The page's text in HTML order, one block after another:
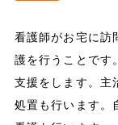
看護師がお宅に訪
護を行うことです
支援をします。主
処置も行います。